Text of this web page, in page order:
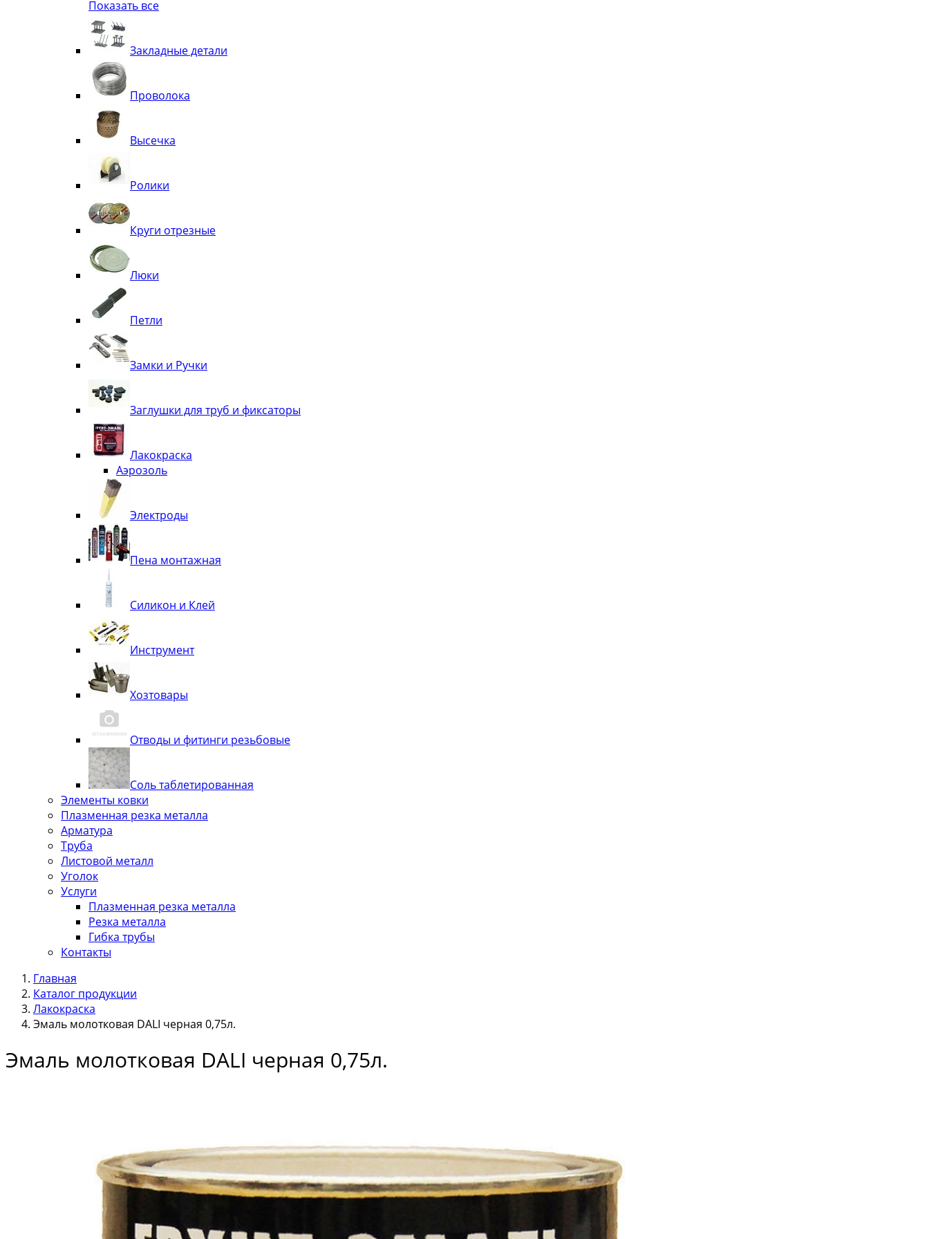
Квадрат
Труба декоративная
Элементы орнамента из квадрата, трубы
Узоры
Лавки
Показать все
Закладные детали
Проволока
Высечка
Ролики
Круги отрезные
Люки
Петли
Замки и Ручки
Заглушки для труб и фиксаторы
Лакокраска
Аэрозоль
Электроды
Пена монтажная
Силикон и Клей
Инструмент
Хозтовары
Отводы и фитинги резьбовые
Соль таблетированная
Элементы ковки
Плазменная резка металла
Арматура
Труба
Листовой металл
Уголок
Услуги
Плазменная резка металла
Резка металла
Гибка трубы
Контакты
Главная
Каталог продукции
Лакокраска
Эмаль молотковая DALI черная 0,75л.
Эмаль молотковая DALI черная 0,75л.